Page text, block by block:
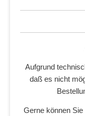
Aufgrund
daß es nicht
Gerne können